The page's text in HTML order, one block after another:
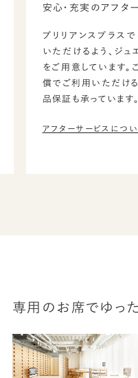
安心・充実のアフタ
ブリリアンスプラス
いただけるよう、ジ
をご用意しています
償でご利用いただけ
品保証も承っています。
アフターサービスにつ
専用のお席でゆっ